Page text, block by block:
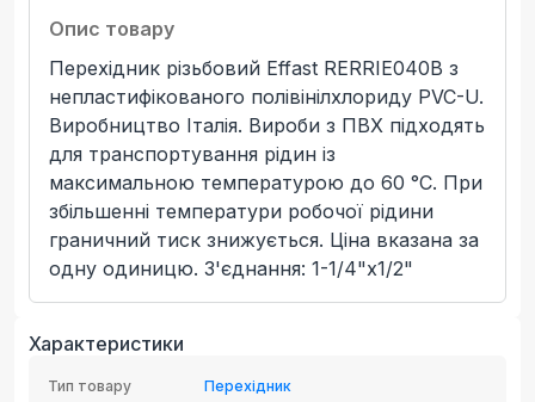
Опис товару
Перехідник різьбовий Effast RERRIE040B з
непластифікованого полівінілхлориду PVC-U.
Виробництво Італія. Вироби з ПВХ підходять
для транспортування рідин із
максимальною температурою до 60 °C. При
збільшенні температури робочої рідини
граничний тиск знижується. Ціна вказана за
одну одиницю. З'єднання: 1-1/4"x1/2"
Характеристики
Тип товару Перехідник